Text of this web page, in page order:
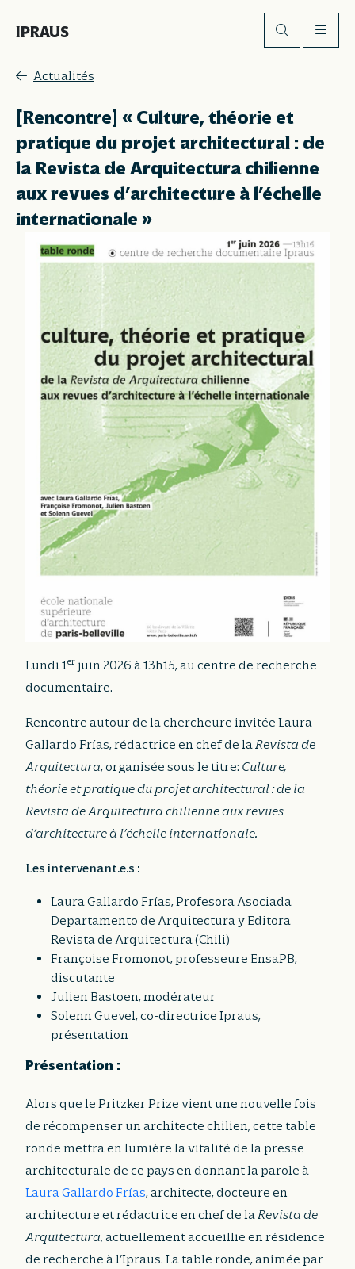
IPRAUS
Actualités
[Rencontre] « Culture, théorie et
pratique du projet architectural : de
la Revista de Arquitectura chilienne
aux revues d’architecture à l’échelle
internationale »
Lundi 1er juin 2026 à 13h15, au centre de recherche
documentaire.
Rencontre autour de la chercheure invitée Laura
Gallardo Frías, rédactrice en chef de laRevista de
Arquitectura, organisée sous le titre: Culture,
théorie et pratique du projet architectural : de la
Revista de Arquitectura chilienne aux revues
d’architecture à l’échelle internationale.
Les intervenant.e.s :
Laura Gallardo Frías, Profesora Asociada
Departamento de Arquitectura y Editora
Revista de Arquitectura (Chili)
Françoise Fromonot, professeure EnsaPB,
discutante
Julien Bastoen, modérateur
Solenn Guevel, co-directrice Ipraus,
présentation
Présentation :
Alors que le Pritzker Prize vient une nouvelle fois
de récompenser un architecte chilien, cette table
ronde mettra en lumière la vitalité de la presse
architecturale de ce pays en donnant la parole à
Laura Gallardo Frías, architecte, docteure en
architecture et rédactrice en chef de laRevista de
Arquitectura, actuellement accueillie en résidence
de recherche à l’Ipraus. La table ronde, animée par